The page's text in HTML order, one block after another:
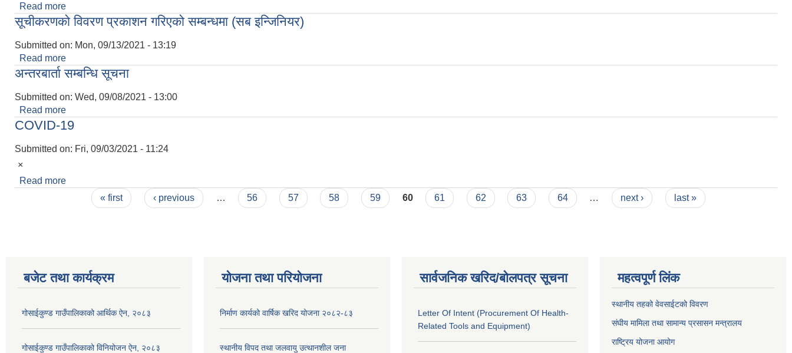
Read more
सूचीकरणको विवरण प्रकाशन गरिएको सम्बन्धमा (सब इन्जिनियर)
Submitted on: Mon, 09/13/2021 - 13:19
Read more
अन्तरबार्ता सम्बन्धि सूचना
Submitted on: Wed, 09/08/2021 - 13:00
Read more
COVID-19
Submitted on: Fri, 09/03/2021 - 11:24
×
Read more
« first ‹ previous … 56 57 58 59 60 61 62 63 64 … next › last »
बजेट तथा कार्यक्रम
गोसाईकुण्ड गाउँपालिकाको आर्थिक ऐन, २०८३
गोसाईकुण्ड गाउँपालिकाको विनियोजन ऐन, २०८३
योजना तथा परियोजना
निर्माण कार्यको वार्षिक खरिद योजना २०८२-८३
स्थानीय विपद तथा जलवायु उत्थानशील जना
सार्वजनिक खरिद/बोलपत्र सूचना
Letter Of Intent (Procurement Of Health-
Related Tools and Equipment)
महत्वपूर्ण लिंक
स्थानीय तहको वेवसाईटको विवरण
संघीय मामिला तथा सामान्य प्रसासन मन्त्रालय
राष्ट्रिय योजना आयोग